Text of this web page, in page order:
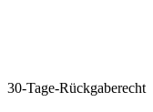
30-Tage-Rückgaberecht